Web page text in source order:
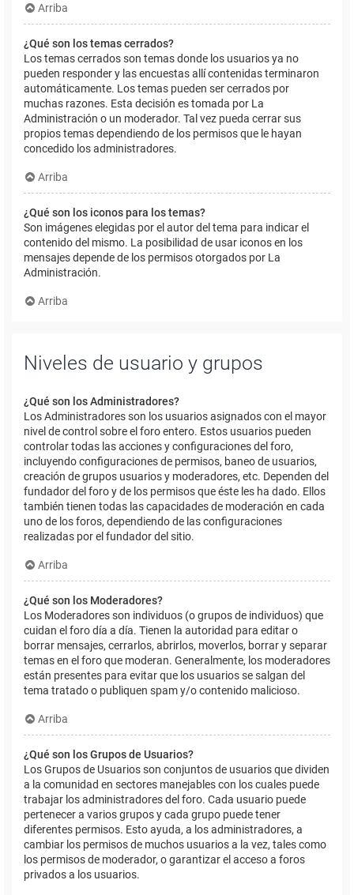
Arriba
¿Qué son los temas cerrados?
Los temas cerrados son temas donde los usuarios ya no
pueden responder y las encuestas allí contenidas terminaron
automáticamente. Los temas pueden ser cerrados por
muchas razones. Esta decisión es tomada por La
Administración o un moderador. Tal vez pueda cerrar sus
propios temas dependiendo de los permisos que le hayan
concedido los administradores.
Arriba
¿Qué son los iconos para los temas?
Son imágenes elegidas por el autor del tema para indicar el
contenido del mismo. La posibilidad de usar iconos en los
mensajes depende de los permisos otorgados por La
Administración.
Arriba
Niveles de usuario y grupos
¿Qué son los Administradores?
Los Administradores son los usuarios asignados con el mayor
nivel de control sobre el foro entero. Estos usuarios pueden
controlar todas las acciones y configuraciones del foro,
incluyendo configuraciones de permisos, baneo de usuarios,
creación de grupos usuarios y moderadores, etc. Dependen del
fundador del foro y de los permisos que éste les ha dado. Ellos
también tienen todas las capacidades de moderación en cada
uno de los foros, dependiendo de las configuraciones
realizadas por el fundador del sitio.
Arriba
¿Qué son los Moderadores?
Los Moderadores son individuos (o grupos de individuos) que
cuidan el foro día a día. Tienen la autoridad para editar o
borrar mensajes, cerrarlos, abrirlos, moverlos, borrar y separar
temas en el foro que moderan. Generalmente, los moderadores
están presentes para evitar que los usuarios se salgan del
tema tratado o publiquen spam y/o contenido malicioso.
Arriba
¿Qué son los Grupos de Usuarios?
Los Grupos de Usuarios son conjuntos de usuarios que dividen
a la comunidad en sectores manejables con los cuales puede
trabajar los administradores del foro. Cada usuario puede
pertenecer a varios grupos y cada grupo puede tener
diferentes permisos. Esto ayuda, a los administradores, a
cambiar los permisos de muchos usuarios a la vez, tales como
los permisos de moderador, o garantizar el acceso a foros
privados a los usuarios.